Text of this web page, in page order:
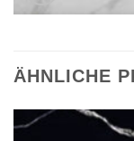
ÄHNLICHE